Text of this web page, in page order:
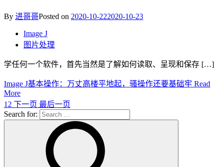
By 进哥哥Posted on 2020-10-222020-10-23
Image J
图片处理
学任何一个软件，首先当然是了解如何读取、呈现和保存 […]
Image J基本操作：万丈高楼平地起，骚操作还要基础牢 Read
More
1 2 下一页 最后一页
Search for: